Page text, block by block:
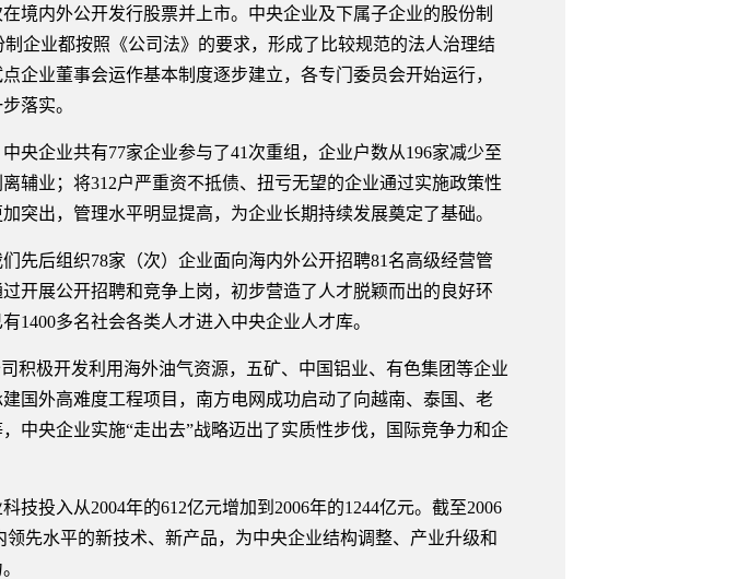
境内外公开发行股票并上市。中央企业及下属子企业的股份制
企业都按照《公司法》的要求，形成了比较规范的法人治理结
企业董事会运作基本制度逐步建立，各专门委员会开始运行，
落实。
企业共有77家企业参与了41次重组，企业户数从196家减少至
辅业；将312户严重资不抵债、扭亏无望的企业通过实施政策性
突出，管理水平明显提高，为企业长期持续发展奠定了基础。
后组织78家（次）企业面向海内外公开招聘81名高级经营管
开展公开招聘和竞争上岗，初步营造了人才脱颖而出的良好环
1400多名社会各类人才进入中央企业人才库。
极开发利用海外油气资源，五矿、中国铝业、有色集团等企业
国外高难度工程项目，南方电网成功启动了向越南、泰国、老
中央企业实施“走出去”战略迈出了实质性步伐，国际竞争力和企
投入从2004年的612亿元增加到2006年的1244亿元。截至2006
先水平的新技术、新产品，为中央企业结构调整、产业升级和